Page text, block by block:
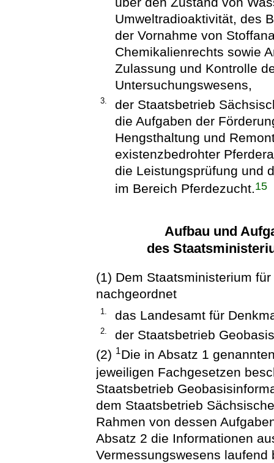
Umweltradioaktivität, des
der Vornahme von
Chemikalienrechts sowie
Zulassung und Kontrolle
Untersuchungswesens,
3.
der Staatsbetrieb
die Aufgaben der
Hengsthaltung und
existenzbedrohter
die Leistungsprüfung und
im Bereich Pferdezucht.15
Aufbau und
des
(1) Dem Staatsministerium
nachgeordnet
1. das Landesamt für
2.
der Staatsbetrieb
(2) 1Die in Absatz 1
jeweiligen Fachgesetzen
Staatsbetrieb
dem Staatsbetrieb
Rahmen von dessen
Absatz 2 die Informationen
Vermessungswesens